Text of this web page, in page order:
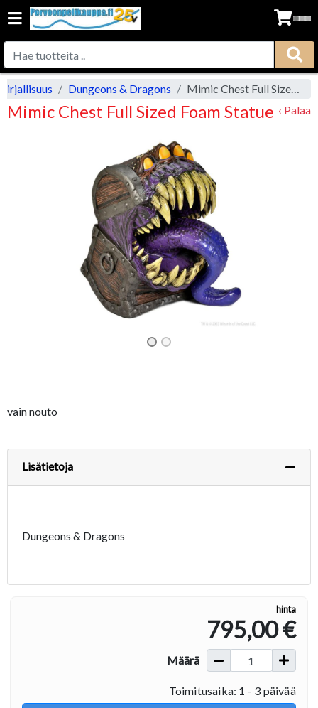
Dungeons & Dragons Mimic Chest Full Sized Foam Statue
Mimic Chest Full Sized Foam Statue ‹ Palaa
vain nouto
Lisätietoja
Dungeons & Dragons
hinta
795,00 €
Määrä
Toimitusaika: 1 - 3 päivää